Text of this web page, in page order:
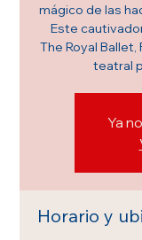
mágico de las
Este
The Royal
teatral
Ya
Horario y